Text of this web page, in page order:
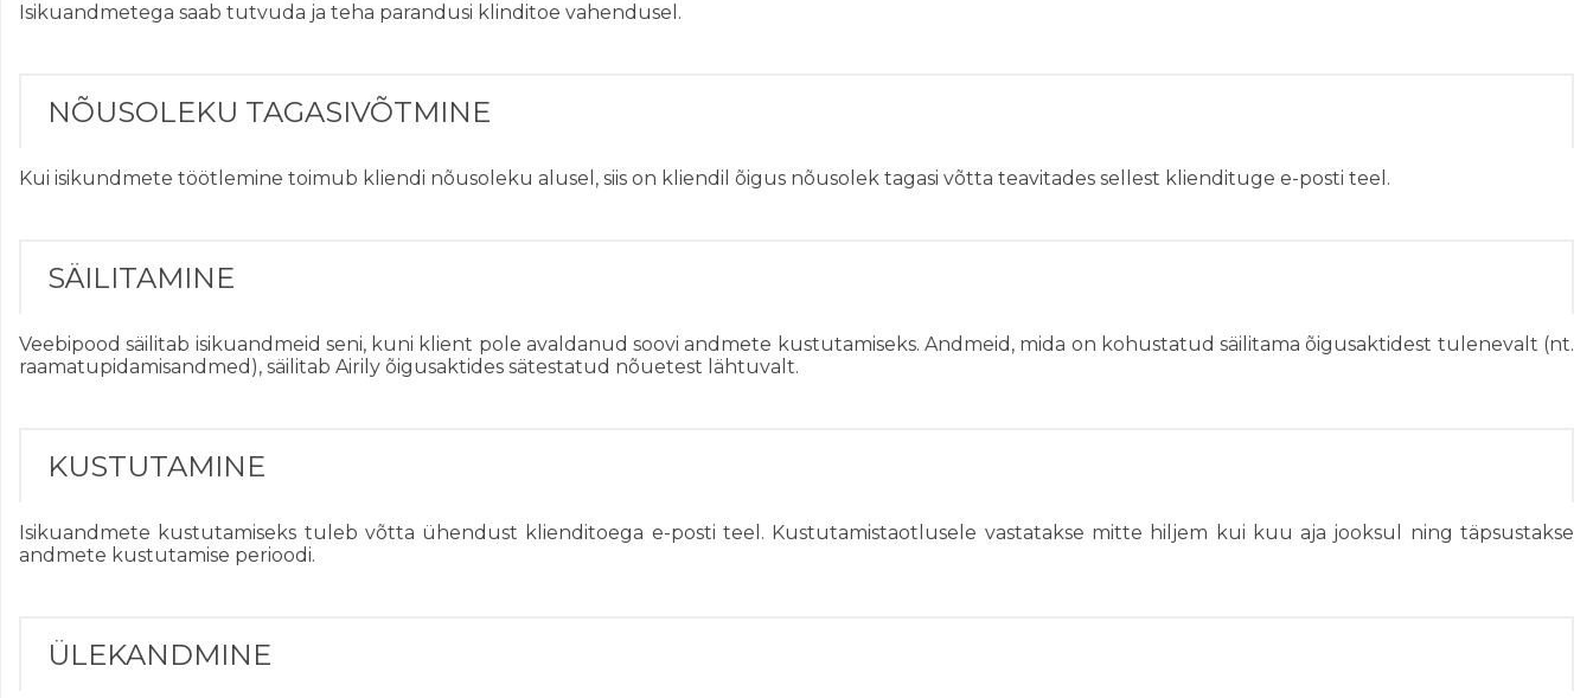
Isikuandmetega saab tutvuda ja teha parandusi klinditoe vahendusel.
NÕUSOLEKU TAGASIVÕTMINE
Kui isikundmete töötlemine toimub kliendi nõusoleku alusel, siis on kliendil õigus nõusolek tagasi võtta teavitades sellest kliendituge e-posti teel.
SÄILITAMINE
Veebipood säilitab isikuandmeid seni, kuni klient pole avaldanud soovi andmete kustutamiseks. Andmeid, mida on kohustatud säilitama õigusaktidest tulenevalt (nt.
raamatupidamisandmed), säilitab Airily õigusaktides sätestatud nõuetest lähtuvalt.
KUSTUTAMINE
Isikuandmete kustutamiseks tuleb võtta ühendust klienditoega e-posti teel. Kustutamistaotlusele vastatakse mitte hiljem kui kuu aja jooksul ning täpsustakse
andmete kustutamise perioodi.
ÜLEKANDMINE